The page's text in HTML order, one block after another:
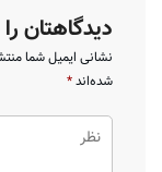
دیدگاهتان
نشانی ایمیل شما
شده‌اند*